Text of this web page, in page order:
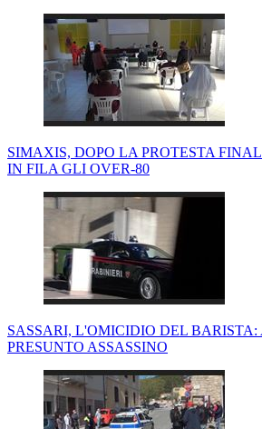
SIMAXIS, DOPO LA PROTESTA
IN FILA GLI OVER-80
SASSARI, L'OMICIDIO DEL BARISTA:
PRESUNTO ASSASSINO